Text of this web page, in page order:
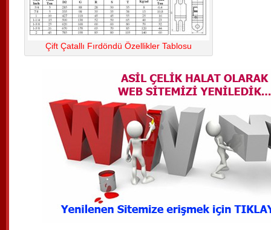
Çift Çatallı Fırdöndü Özellikler Tablosu